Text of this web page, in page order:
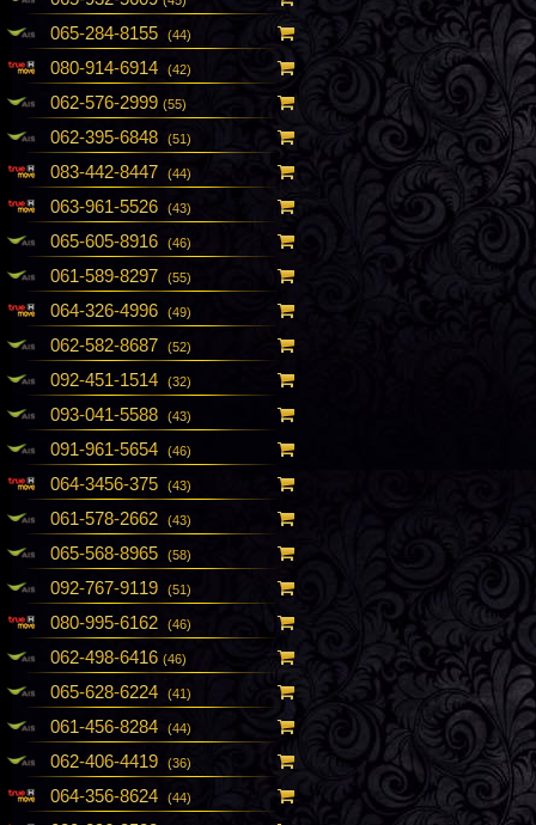
065-284-8155 (44)
080-914-6914 (42)
062-576-2999 (55)
062-395-6848 (51)
083-442-8447 (44)
063-961-5526 (43)
065-605-8916 (46)
061-589-8297 (55)
064-326-4996 (49)
062-582-8687 (52)
092-451-1514 (32)
093-041-5588 (43)
091-961-5654 (46)
064-3456-375 (43)
061-578-2662 (43)
065-568-8965 (58)
092-767-9119 (51)
080-995-6162 (46)
062-498-6416 (46)
065-628-6224 (41)
061-456-8284 (44)
062-406-4419 (36)
064-356-8624 (44)